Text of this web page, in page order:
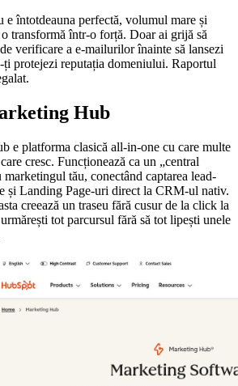
e întotdeauna perfectă, volumul mare și
transformă într-o forță. Doar ai grijă să
verificare a e-mailurilor înainte să lansezi
ți protejezi reputația domeniului. Raportul
Hub
e platforma clasică all-in-one cu care multe
cresc. Funcționează ca un „central
marketingul tău, conectând captarea lead-
și Landing Page-uri direct la CRM-ul nativ.
creează un traseu fără cusur de la click la
tot parcursul fără să tot lipești unele